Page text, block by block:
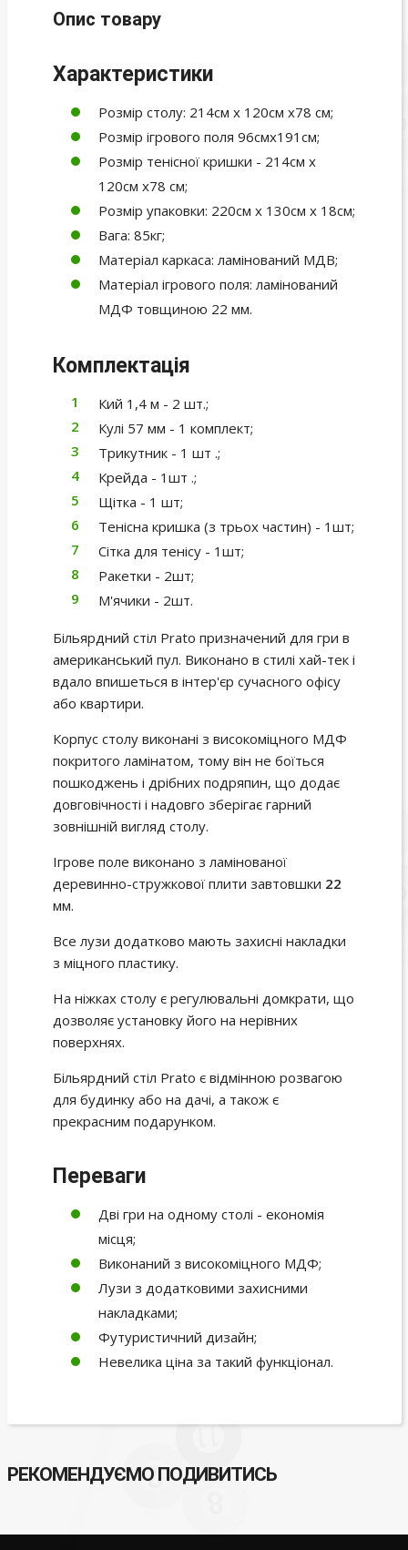
Опис товару
Характеристики
Розмір столу: 214см х 120см х78 см;
Розмір ігрового поля 96смх191см;
Розмір тенісної кришки - 214см х
120см х78 см;
Розмір упаковки: 220см х 130см х 18см;
Вага: 85кг;
Матеріал каркаса: ламінований МДВ;
Матеріал ігрового поля: ламінований
МДФ товщиною 22 мм.
Комплектація
Кий 1,4 м - 2 шт.;
Кулі 57 мм - 1 комплект;
Трикутник - 1 шт .;
Крейда - 1шт .;
Щітка - 1 шт;
Тенісна кришка (з трьох частин) - 1шт;
Сітка для тенісу - 1шт;
Ракетки - 2шт;
М'ячики - 2шт.
Більярдний стіл Prato призначений для гри в
американський пул. Виконано в стилі хай-тек і
вдало впишеться в інтер'єр сучасного офісу
або квартири.
Корпус столу виконані з високоміцного МДФ
покритого ламінатом, тому він не боїться
пошкоджень і дрібних подряпин, що додає
довговічності і надовго зберігає гарний
зовнішній вигляд столу.
Ігрове поле виконано з ламінованої
деревинно-стружкової плити завтовшки 22
мм.
Все лузи додатково мають захисні накладки
з міцного пластику.
На ніжках столу є регулювальні домкрати, що
дозволяє установку його на нерівних
поверхнях.
Більярдний стіл Prato є відмінною розвагою
для будинку або на дачі, а також є
прекрасним подарунком.
Переваги
Дві гри на одному столі - економія
місця;
Виконаний з високоміцного МДФ;
Лузи з додатковими захисними
накладками;
Футуристичний дизайн;
Невелика ціна за такий функціонал.
РЕКОМЕНДУЄМО ПОДИВИТИСЬ